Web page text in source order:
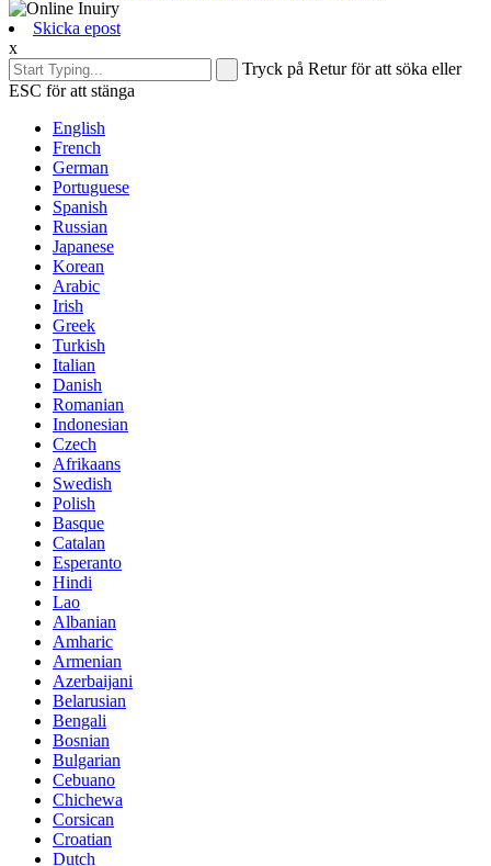
Skicka epost
x
Tryck på Retur för att söka eller
ESC för att stänga
English
French
German
Portuguese
Spanish
Russian
Japanese
Korean
Arabic
Irish
Greek
Turkish
Italian
Danish
Romanian
Indonesian
Czech
Afrikaans
Swedish
Polish
Basque
Catalan
Esperanto
Hindi
Lao
Albanian
Amharic
Armenian
Azerbaijani
Belarusian
Bengali
Bosnian
Bulgarian
Cebuano
Chichewa
Corsican
Croatian
Dutch